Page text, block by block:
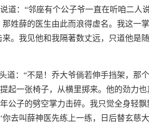
道：“邻座有个公子爷一直在听咱二人
姓薛的医生由此而浪得虚名。我这一
。我见他和我隔著数丈远，只道他是
道：“不是！乔大爷倘若伸手挡架，那
起一张椅子，从横里掷来。他的劲力也
公子的劈空掌力击碎。我只觉全身轻
去叫薛神医先练上一练，日后替玄慈